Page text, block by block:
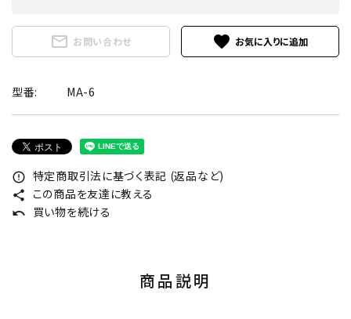
mail_outline お問い合わせ favorite
型番: MA-6
error_outline 特定商取引法に基づく表記 (返品など)
share この商品を友達に教える
undo 買い物を続ける
商品説明